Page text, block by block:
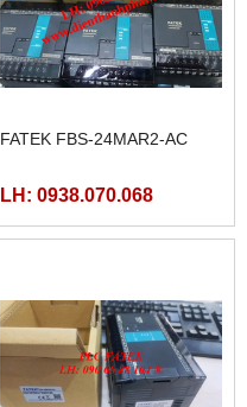
FATEK FBS-24MAR2-AC
LH: 0938.070.068